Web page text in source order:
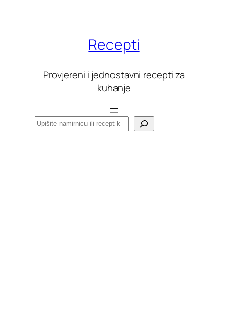
Recepti
Provjereni i jednostavni recepti za
kuhanje
Pretraga